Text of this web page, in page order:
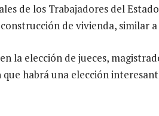
de los Trabajadores del
de vivienda, similar
la elección de jueces,
habrá una elección